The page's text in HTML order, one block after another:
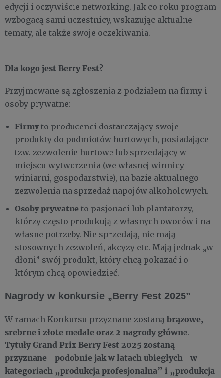
edycji i oczywiście networking. Jak co roku program
wzbogacą sami uczestnicy, wskazując aktualne
tematy, ale także swoje oczekiwania.
Dla kogo jest Berry Fest?
Przyjmowane są zgłoszenia z podziałem na firmy i
osoby prywatne:
Firmyto producenci dostarczający swoje
produkty do podmiotów hurtowych, posiadające
tzw. zezwolenie hurtowe lub sprzedający w
miejscu wytworzenia (we własnej winnicy,
winiarni, gospodarstwie), na bazie aktualnego
zezwolenia na sprzedaż napojów alkoholowych.
Osoby prywatne to pasjonaci lub plantatorzy,
którzy często produkują z własnych owoców i na
własne potrzeby. Nie sprzedają, nie mają
stosownych zezwoleń, akcyzy etc. Mają jednak „w
dłoni” swój produkt, który chcą pokazać i o
którym chcą opowiedzieć.
Nagrody w konkursie „Berry Fest 2025”
W ramach Konkursu przyznane zostaną brązowe,
srebrne i złote medale oraz 2 nagrody główne.
Tytuły Grand Prix Berry Fest 2025 zostaną
przyznane - podobnie jak w latach ubiegłych - w
kategoriach „produkcja profesjonalna” i „produkcja